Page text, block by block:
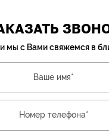
и мы с Вами свяжемся в
Ваше имя*
Номер телефона*